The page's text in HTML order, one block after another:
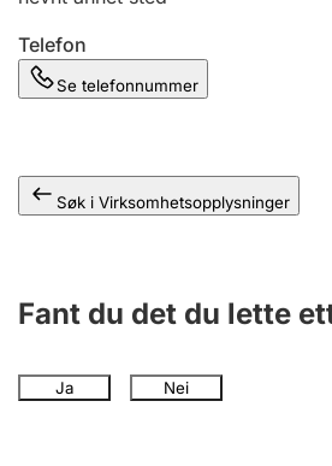
Telefon
Se telefonnummer
Søk i Virksomhetsopplysninger
Fant du det du lette
Ja Nei